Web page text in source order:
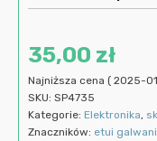
35,00 zł
Najniższa cena ( 2025-
SKU: SP4735
Kategorie: Elektronika,
Znaczników: etui